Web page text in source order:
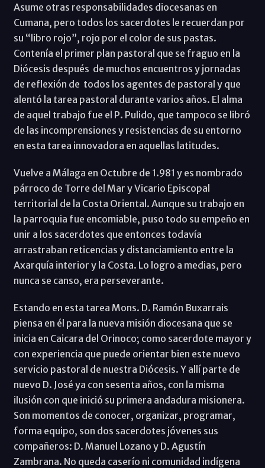
Asume otras responsabilidades diocesanas en
Cumana, pero todos los sacerdotes le recuerdan por
su “libro rojo”, rojo por el color de sus pastas.
Contenía el primer plan pastoral que se fraguo en la
Diócesis después de muchos encuentros y jornadas
de reflexión de todos los agentes de pastoral y que
alentó la tarea pastoral durante varios años. El alma
de aquel trabajo fue el P. Pulido, que tampoco se libró
de las incomprensiones y resistencias de su entorno
en esta tarea innovadora en aquellas latitudes.
Vuelve a Málaga en Octubre de 1.981 y es nombrado
párroco de Torre del Mar y Vicario Episcopal
territorial de la Costa Oriental. Aunque su trabajo en
la parroquia fue encomiable, puso todo su empeño en
unir a los sacerdotes que entonces todavía
arrastraban reticencias y distanciamiento entre la
Axarquía interior y la Costa. Lo logro a medias, pero
nunca se canso, era perseverante.
Estando en esta tarea Mons. D. Ramón Buxarrais
piensa en él para la nueva misión diocesana que se
inicia en Caicara del Orinoco; como sacerdote mayor y
con experiencia que puede orientar bien este nuevo
servicio pastoral de nuestra Diócesis. Y allí parte de
nuevo D. José ya con sesenta años, con la misma
ilusión con que inició su primera andadura misionera.
Son momentos de conocer, organizar, programar,
forma equipo, son dos sacerdotes jóvenes sus
compañeros: D. Manuel Lozano y D. Agustín
Zambrana. No queda caserío ni comunidad indígena